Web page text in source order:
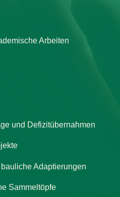
Arbeiten
und Defizitübernahmen
Adaptierungen
Sammeltöpfe